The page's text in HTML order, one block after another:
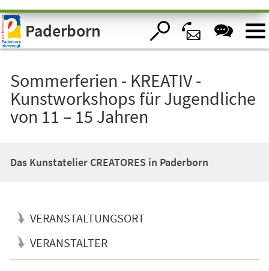
Visuelle
Assistenzsoftware
öffnen.Paderborn
Sommerferien - KREATIV -
Kunstworkshops für Jugendliche
von 11 – 15 Jahren
Das Kunstatelier CREATORES in Paderborn
VERANSTALTUNGSORT
VERANSTALTER